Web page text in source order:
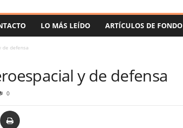
LO MÁS LEÍDO ARTÍCULOS DE FONDO
de defensa
y de defensa
0